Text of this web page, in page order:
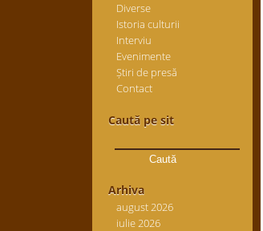
Diverse
Istoria culturii
Interviu
Evenimente
Știri de presă
Contact
Caută pe sit
după:
Arhiva
august 2026
iulie 2026